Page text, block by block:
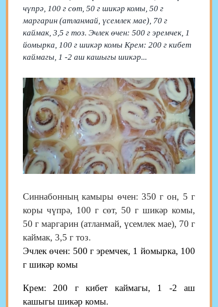
чүпрә, 100 г сөт, 50 г шикәр комы, 50 г
маргарин (атланмай, үсемлек мае), 70 г
каймак, 3,5 г тоз. Эчлек өчен: 500 г эремчек, 1
йомырка, 100 г шикәр комы Крем: 200 г кибет
каймагы, 1 -2 аш кашыгы шикәр...
Синнабонның камыры өчен: 350 г он, 5 г
коры чүпрә, 100 г сөт, 50 г шикәр комы,
50 г маргарин (атланмай, үсемлек мае), 70 г
каймак, 3,5 г тоз.
Эчлек өчен: 500 г эремчек, 1 йомырка, 100
г шикәр комы
Крем: 200 г кибет каймагы, 1 -2 аш
кашыгы шикәр комы.